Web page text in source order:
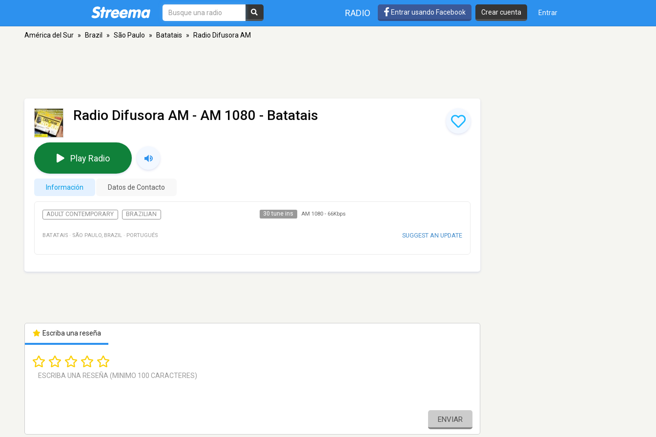
RADIO Entrar usando Facebook Crear cuenta Entrar
América del Sur » Brazil » São Paulo » Batatais » Radio Difusora AM
Radio Difusora AM - AM 1080 - Batatais
Play Radio
Información Datos de Contacto
ADULT CONTEMPORARY BRAZILIAN 30 tune ins AM 1080- 66Kbps
BATATAIS · SÃO PAULO, BRAZIL · PORTUGUÉS SUGGEST AN UPDATE
Escriba una reseña
ENVIAR